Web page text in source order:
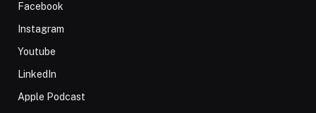
Facebook
Instagram
Youtube
LinkedIn
Apple Podcast